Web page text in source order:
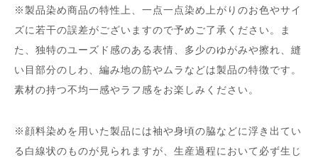
※製品染め商品の特性上、一点一点染め上がりのお色やサイ
ズに若干の誤差がございますので予めご了承ください。ま
た、独特のユーズド感のある表情、多少のゆがみや擦れ、縫
い目部分のしわ、編み地の筋やムラなどは製品の特徴です。
素材の持つ不均一感やラフ感をお楽しみください。
※顔料染めを用いた製品には袖や身頃の脇などに浮き出てい
る白線状のものが見られますが、生産過程において必ず生じ